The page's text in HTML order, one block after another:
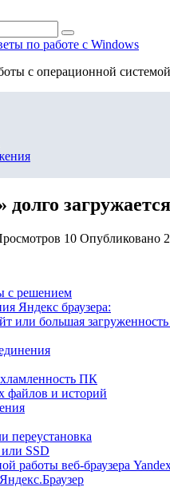
по работе с Windows
с операционной
долго
10 Опубликовано
с решением
Яндекс браузера:
или большая
ПК
файлов и историй
переустановка
SSD
работы веб-браузера